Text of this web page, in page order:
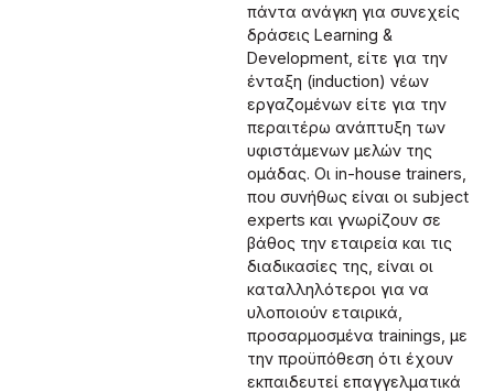
πάντα ανάγκη για συνεχείς
δράσεις Learning &
Development, είτε για την
ένταξη (induction) νέων
εργαζομένων είτε για την
περαιτέρω ανάπτυξη των
υφιστάμενων μελών της
ομάδας. Οι in-house trainers,
που συνήθως είναι οι subject
experts και γνωρίζουν σε
βάθος την εταιρεία και τις
διαδικασίες της, είναι οι
καταλληλότεροι για να
υλοποιούν εταιρικά,
προσαρμοσμένα trainings, με
την προϋπόθεση ότι έχουν
εκπαιδευτεί επαγγελματικά